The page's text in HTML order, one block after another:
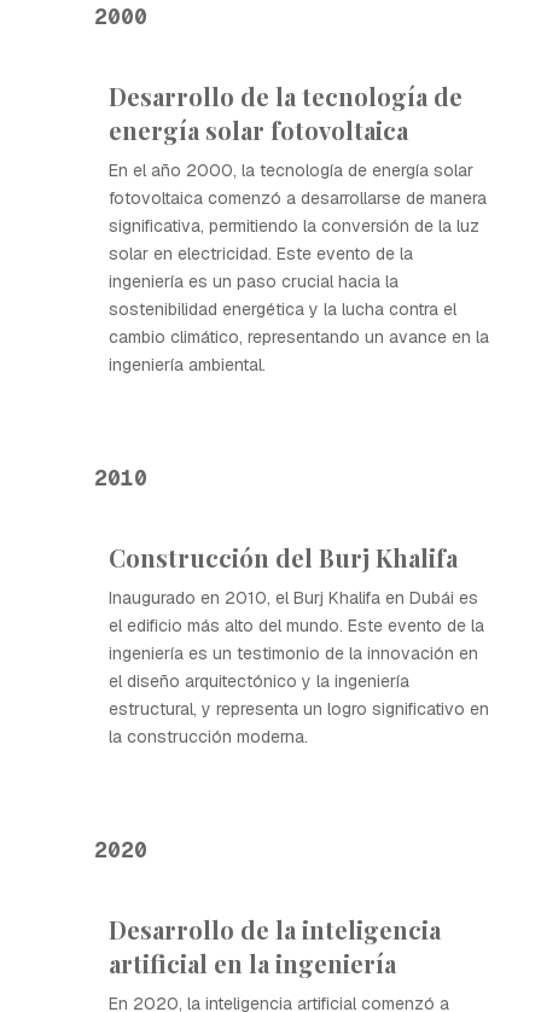
2000
Desarrollo de la tecnología de
energía solar fotovoltaica
En el año 2000, la tecnología de energía solar
fotovoltaica comenzó a desarrollarse de manera
significativa, permitiendo la conversión de la luz
solar en electricidad. Este evento de la
ingeniería es un paso crucial hacia la
sostenibilidad energética y la lucha contra el
cambio climático, representando un avance en la
ingeniería ambiental.
2010
Construcción del Burj Khalifa
Inaugurado en 2010, el Burj Khalifa en Dubái es
el edificio más alto del mundo. Este evento de la
ingeniería es un testimonio de la innovación en
el diseño arquitectónico y la ingeniería
estructural, y representa un logro significativo en
la construcción moderna.
2020
Desarrollo de la inteligencia
artificial en la ingeniería
En 2020, la inteligencia artificial comenzó a